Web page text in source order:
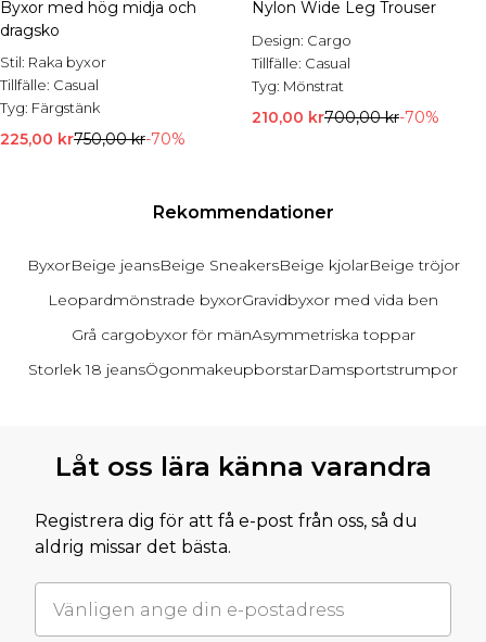
Byxor med hög midja och
dragsko
Stil: Raka byxor
Tillfälle: Casual
Tyg: Färgstänk
225,00 kr750,00 kr-70%
Nylon Wide Leg Trouser
Design: Cargo
Tillfälle: Casual
Tyg: Mönstrat
210,00 kr700,00 kr-70%
Rekommendationer
ByxorBeige jeansBeige SneakersBeige kjolarBeige tröjor
Leopardmönstrade byxorGravidbyxor med vida ben
Grå cargobyxor för mänAsymmetriska toppar
Storlek 18 jeansÖgonmakeupborstarDamsportstrumpor
Låt oss lära känna varandra
Registrera dig för att få e-post från oss, så du
aldrig missar det bästa.